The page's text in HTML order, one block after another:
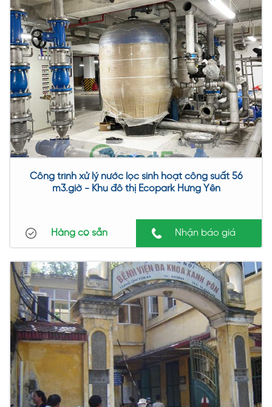
Công trình xử lý nước lọc sinh hoạt công suất 56
m3.giờ - Khu đô thị Ecopark Hưng Yên
Hàng có sẵn Nhận báo giá